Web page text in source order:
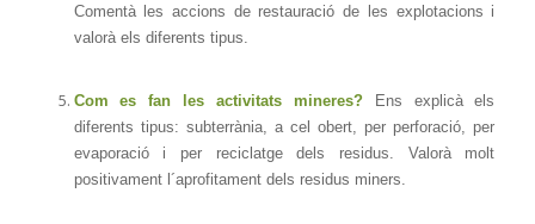
Comentà les accions de restauració de les explotacions i
valorà els diferents tipus.
Com es fan les activitats mineres?Ens explicà els
diferents tipus: subterrània, a cel obert, per perforació, per
evaporació i per reciclatge dels residus. Valorà molt
positivament l´aprofitament dels residus miners.